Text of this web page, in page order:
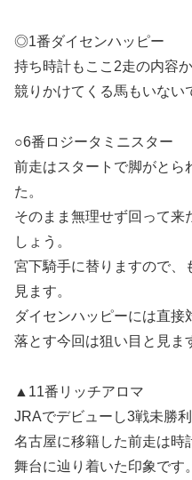
◎1番ダイセンハッピー
持ち時計もここ2走の内容
競りかけてくる馬もいない
○6番ロジータミニスター
前走はスタートで脚がとら
た。
そのまま無理せず回って来
しょう。
宮下騎手に替りますので、
見ます。
ダイセンハッピーには直接
落とす今回は狙い目と見ま
▲11番リッチアロマ
JRAでデビューし3戦未勝
名古屋に移籍した前走は時
舞台に辿り着いた印象です。